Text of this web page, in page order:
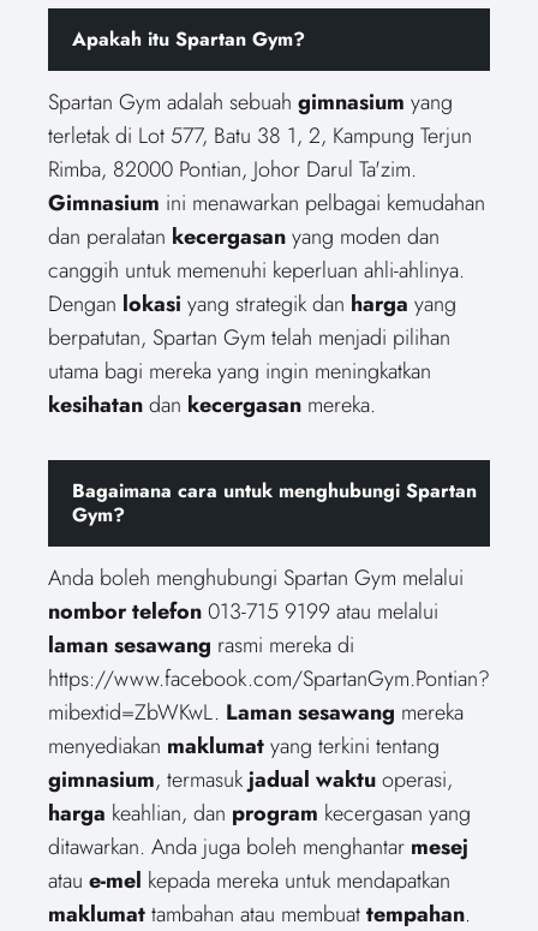
Apakah itu Spartan Gym?
Spartan Gym adalah sebuah gimnasium yang
terletak di Lot 577, Batu 38 1, 2, Kampung Terjun
Rimba, 82000 Pontian, Johor Darul Ta'zim.
Gimnasium ini menawarkan pelbagai kemudahan
dan peralatan kecergasanyang moden dan
canggih untuk memenuhi keperluan ahli-ahlinya.
Dengan lokasi yang strategik dan harga yang
berpatutan, Spartan Gym telah menjadi pilihan
utama bagi mereka yang ingin meningkatkan
kesihatandan kecergasan mereka.
Bagaimana cara untuk menghubungi Spartan
Gym?
Anda boleh menghubungi Spartan Gym melalui
nombor telefon013-715 9199 atau melalui
laman sesawang rasmi mereka di
https://www.facebook.com/SpartanGym.Pontian?
mibextid=ZbWKwL. Laman sesawang mereka
menyediakan maklumatyang terkini tentang
gimnasium, termasukjadual waktuoperasi,
harga keahlian, dan program kecergasan yang
ditawarkan. Anda juga boleh menghantar mesej
atau e-mel kepada mereka untuk mendapatkan
maklumattambahan atau membuattempahan.